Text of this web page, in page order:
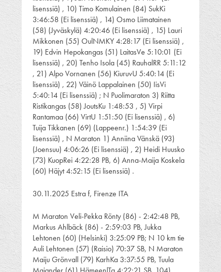
lisenssiä) , 10) Timo Komulainen (84) SukKi
3:46:58 (Ei lisenssiä) , 14) Osmo Liimatainen
(58) (Jyväskylä) 4:20:46 (Ei lisenssiä) , 15) Lauri
Mikkonen (55) OulNMKY 4:28:17 (Ei lisenssiä) ,
19) Edvin Hepokangas (51) LaitasVe 5:10:01 (Ei
lisenssiä) , 20) Tenho Isola (45) RauhalRR 5:11:12
, 21) Alpo Vornanen (56) KiuruvU 5:40:14 (Ei
lisenssiä) , 22) Väinö Lappalainen (50) IisVi
5:40:14 (Ei lisenssiä) ; N Puolimaraton 3) Riitta
Ristikangas (58) JoutsKu 1:48:53 , 5) Virpi
Rantamaa (66) VirtU 1:51:50 (Ei lisenssiä) , 6)
Tuija Tikkanen (69) (Lappeenr.) 1:54:39 (Ei
lisenssiä) , N Maraton 1) Anniina Vänskä (93)
(Joensuu) 4:06:26 (Ei lisenssiä) , 2) Heidi Huusko
(73) KuopRei 4:22:28 PB, 6) Anna-Maija Koskela
(60) Häjyt 4:52:15 (Ei lisenssiä) .
30.11.2025 Estra f, Firenze ITA
M Maraton Veli-Pekka Rönty (86) - 2:42:48 PB,
Markus Ahlbäck (86) - 2:59:03 PB, Jukka
Lehtonen (60) (Helsinki) 3:25:09 PB; N 10 km tie
Auli Lehtonen (57) (Raisio) 70:37 SB, N Maraton
Maiju Grönvall (79) KarhKa 3:37:55 PB, Tuula